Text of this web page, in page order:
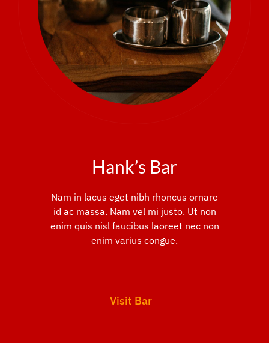
Hank’s Bar
Nam in lacus eget nibh rhoncus ornare
id ac massa. Nam vel mi justo. Ut non
enim quis nisl faucibus laoreet nec non
enim varius congue.
Visit Bar